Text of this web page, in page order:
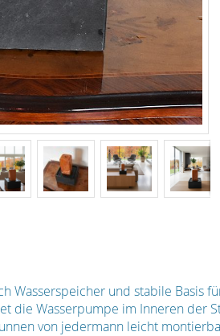
Wasserspeicher und stabile Basis
die Wasserpumpe im Inneren der
von jedermann leicht